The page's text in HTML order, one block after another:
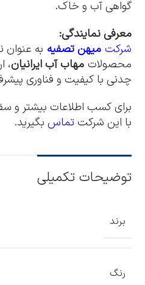
گواهی آب و خاک.
معرفی نمایندگی:
شرکت میهن تصفیه به
محصولات مهاب آب ایرانیان،
چدنی با کیفیت و فناوری
برای کسب اطلاعات بیشتر و
با این شرکت تماس بگیرید.
توضیحات تکمیلی
برند
رنگ